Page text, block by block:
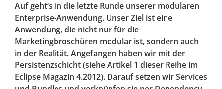
Auf geht‘s in die letzte Runde unserer modularen
Enterprise-Anwendung. Unser Ziel ist eine
Anwendung, die nicht nur für die
Marketingbroschüren modular ist, sondern auch
in der Realität. Angefangen haben wir mit der
Persistenzschicht (siehe Artikel 1 dieser Reihe im
Eclipse Magazin 4.2012). Darauf setzen wir Services